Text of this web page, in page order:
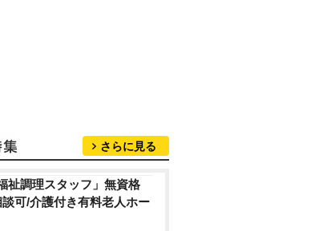
さらに見る
福祉調理スタッフ」無資格
可/介護付き有料老人ホー